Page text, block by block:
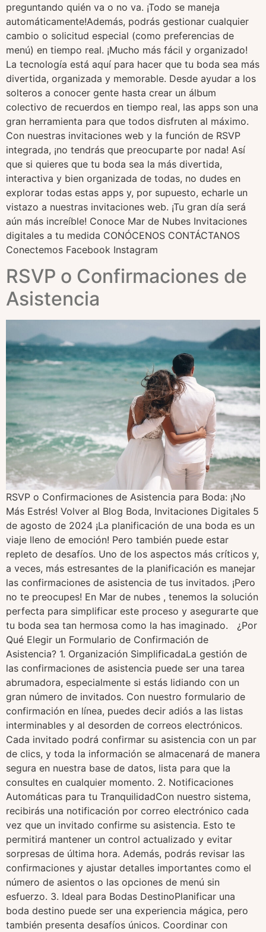
preguntando quién va o no va. ¡Todo se maneja
automáticamente!Además, podrás gestionar cualquier
cambio o solicitud especial (como preferencias de
menú) en tiempo real. ¡Mucho más fácil y organizado!
La tecnología está aquí para hacer que tu boda sea más
divertida, organizada y memorable. Desde ayudar a los
solteros a conocer gente hasta crear un álbum
colectivo de recuerdos en tiempo real, las apps son una
gran herramienta para que todos disfruten al máximo.
Con nuestras invitaciones web y la función de RSVP
integrada, ¡no tendrás que preocuparte por nada! Así
que si quieres que tu boda sea la más divertida,
interactiva y bien organizada de todas, no dudes en
explorar todas estas apps y, por supuesto, echarle un
vistazo a nuestras invitaciones web. ¡Tu gran día será
aún más increíble! Conoce Mar de Nubes Invitaciones
digitales a tu medida CONÓCENOS CONTÁCTANOS
Conectemos Facebook Instagram
RSVP o Confirmaciones de
Asistencia
RSVP o Confirmaciones de Asistencia para Boda: ¡No
Más Estrés! Volver al Blog Boda, Invitaciones Digitales 5
de agosto de 2024 ¡La planificación de una boda es un
viaje lleno de emoción! Pero también puede estar
repleto de desafíos. Uno de los aspectos más críticos y,
a veces, más estresantes de la planificación es manejar
las confirmaciones de asistencia de tus invitados. ¡Pero
no te preocupes! En Mar de nubes , tenemos la solución
perfecta para simplificar este proceso y asegurarte que
tu boda sea tan hermosa como la has imaginado. ¿Por
Qué Elegir un Formulario de Confirmación de
Asistencia? 1. Organización SimplificadaLa gestión de
las confirmaciones de asistencia puede ser una tarea
abrumadora, especialmente si estás lidiando con un
gran número de invitados. Con nuestro formulario de
confirmación en línea, puedes decir adiós a las listas
interminables y al desorden de correos electrónicos.
Cada invitado podrá confirmar su asistencia con un par
de clics, y toda la información se almacenará de manera
segura en nuestra base de datos, lista para que la
consultes en cualquier momento. 2. Notificaciones
Automáticas para tu TranquilidadCon nuestro sistema,
recibirás una notificación por correo electrónico cada
vez que un invitado confirme su asistencia. Esto te
permitirá mantener un control actualizado y evitar
sorpresas de última hora. Además, podrás revisar las
confirmaciones y ajustar detalles importantes como el
número de asientos o las opciones de menú sin
esfuerzo. 3. Ideal para Bodas DestinoPlanificar una
boda destino puede ser una experiencia mágica, pero
también presenta desafíos únicos. Coordinar con